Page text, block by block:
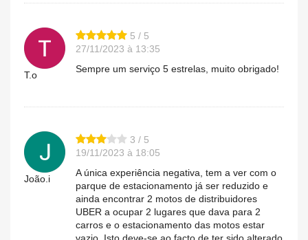
T.o
5 / 5
27/11/2023 à 13:35
Sempre um serviço 5 estrelas, muito obrigado!
João.i
3 / 5
19/11/2023 à 18:05
A única experiência negativa, tem a ver com o
parque de estacionamento já ser reduzido e
ainda encontrar 2 motos de distribuidores
UBER a ocupar 2 lugares que dava para 2
carros e o estacionamento das motos estar
vazio. Isto deve-se ao facto de ter sido alterado